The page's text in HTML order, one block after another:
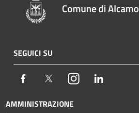
Comune di Alcamo
SEGUICI SU
Facebook TwitterInstagram
AMMINISTRAZIONE